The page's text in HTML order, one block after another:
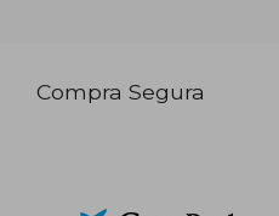
Compra Segura